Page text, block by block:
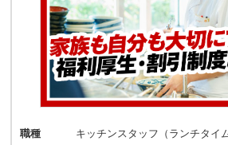
職種
キッチンスタッフ（ランチタイム